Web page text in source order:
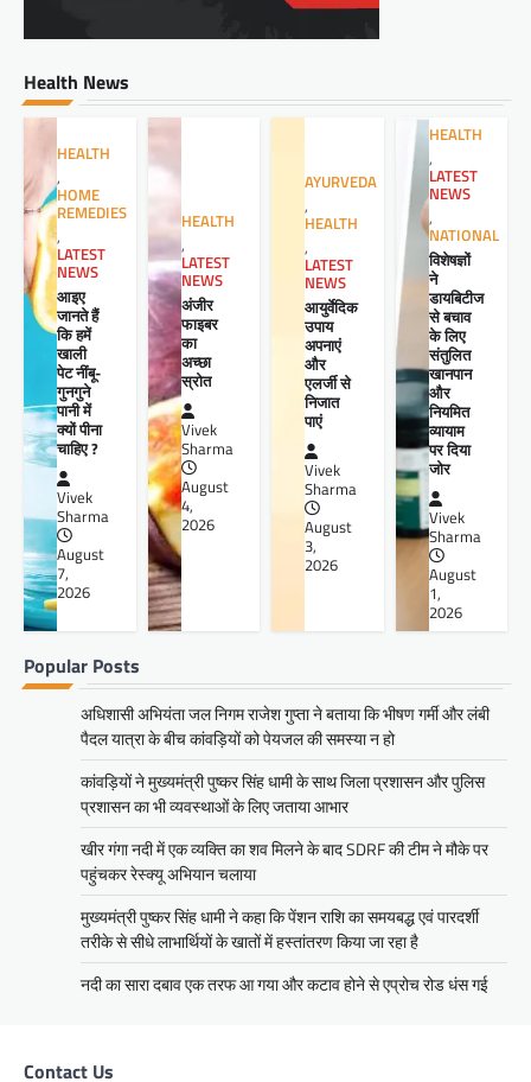
Health News
HEALTH
,
HOME
REMEDIES
,
LATEST
NEWS
आइए
जानते हैं
कि हमें
खाली
पेट नींबू-
गुनगुने
पानी में
क्यों पीना
चाहिए ?
Vivek
Sharma
August
7,
2026
HEALTH
,
LATEST
NEWS
अंजीर
फाइबर
का
अच्छा
स्रोत
Vivek
Sharma
August
4,
2026
AYURVEDA
,
HEALTH
,
LATEST
NEWS
आयुर्वेदिक
उपाय
अपनाएं
और
एलर्जी से
निजात
पाएं
Vivek
Sharma
August
3,
2026
HEALTH
,
LATEST
NEWS
,
NATIONAL
विशेषज्ञों
ने
डायबिटीज
से बचाव
के लिए
संतुलित
खानपान
और
नियमित
व्यायाम
पर दिया
जोर
Vivek
Sharma
August
1,
2026
Popular Posts
अधिशासी अभियंता जल निगम राजेश गुप्ता ने बताया कि भीषण गर्मी और लंबी
पैदल यात्रा के बीच कांवड़ियों को पेयजल की समस्या न हो
कांवड़ियों ने मुख्यमंत्री पुष्कर सिंह धामी के साथ जिला प्रशासन और पुलिस
प्रशासन का भी व्यवस्थाओं के लिए जताया आभार
खीर गंगा नदी में एक व्यक्ति का शव मिलने के बाद SDRF की टीम ने मौके पर
पहुंचकर रेस्क्यू अभियान चलाया
मुख्यमंत्री पुष्कर सिंह धामी ने कहा कि पेंशन राशि का समयबद्ध एवं पारदर्शी
तरीके से सीधे लाभार्थियों के खातों में हस्तांतरण किया जा रहा है
नदी का सारा दबाव एक तरफ आ गया और कटाव होने से एप्रोच रोड धंस गई
Contact Us